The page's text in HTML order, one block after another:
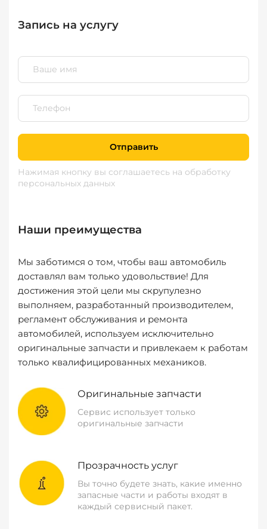
Запись на услугу
Отправить
Нажимая кнопку вы соглашаетесь на обработку
персональных данных
Наши преимущества
Мы заботимся о том, чтобы ваш автомобиль
доставлял вам только удовольствие! Для
достижения этой цели мы скрупулезно
выполняем, разработанный производителем,
регламент обслуживания и ремонта
автомобилей, используем исключительно
оригинальные запчасти и привлекаем к работам
только квалифицированных механиков.
Оригинальные запчасти
Сервис использует только
оригинальные запчасти
Прозрачность услуг
Вы точно будете знать, какие именно
запасные части и работы входят в
каждый сервисный пакет.